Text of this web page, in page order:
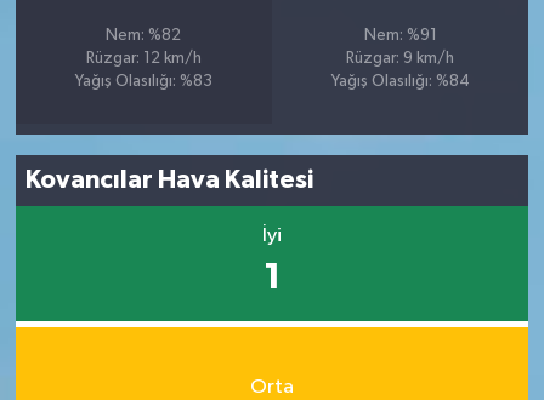
Nem: %82
Rüzgar: 12 km/h
Yağış Olasılığı: %83
Nem: %91
Rüzgar: 9 km/h
Yağış Olasılığı: %84
Kovancılar Hava Kalitesi
İyi
1
Orta